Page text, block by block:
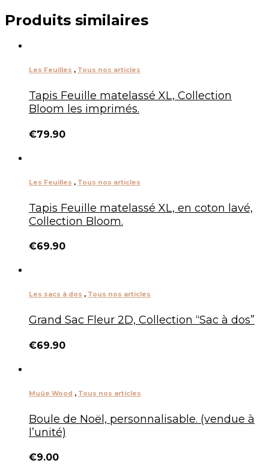
Produits similaires
Les Feuilles , Tous nos articles
Tapis Feuille matelassé XL, Collection
Bloom les imprimés.
€79.90
Les Feuilles , Tous nos articles
Tapis Feuille matelassé XL, en coton lavé,
Collection Bloom.
€69.90
Les sacs à dos , Tous nos articles
Grand Sac Fleur 2D, Collection “Sac à dos”
€69.90
Muüe Wood , Tous nos articles
Boule de Noël, personnalisable. (vendue à
l’unité)
€9.00